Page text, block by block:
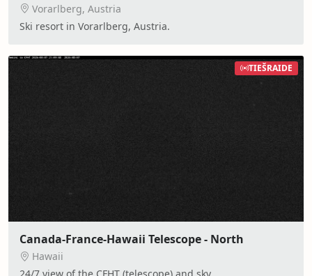
Vorarlberg, Austria
Ski resort in Vorarlberg, Austria.
TIEŠRAIDE
Canada-France-Hawaii Telescope - North
Hawaii